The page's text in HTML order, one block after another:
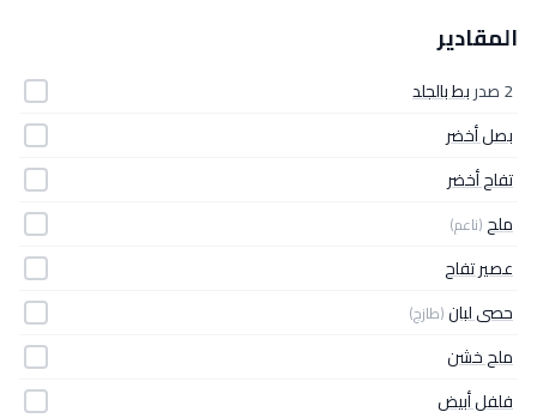
المقادير
2 صدر
بط بالجلد
بصل أخضر
تفاح أخضر
ملح(ناعم)
عصير تفاح
حصى لبان(طازج)
ملح خشن
فلفل أبيض